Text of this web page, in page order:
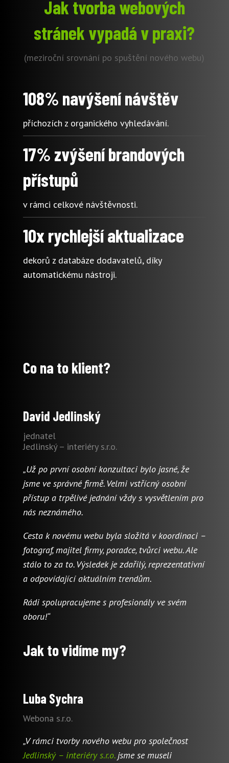
Jak tvorba webových
stránek vypadá v praxi?
(meziroční srovnání po spuštění nového webu)
108% navýšení návštěv
příchozích z organického vyhledávání.
17% zvýšení brandových
přístupů
v rámci celkové návštěvnosti.
10x rychlejší aktualizace
dekorů z databáze dodavatelů, díky
automatickému nástroji.
Co na to klient?
David Jedlinský
jednatel
Jedlinský – interiéry s.r.o.
„Už po první osobní konzultaci bylo jasné, že
jsme ve správné firmě. Velmi vstřícný osobní
přístup a trpělivé jednání vždy s vysvětlením pro
nás neznámého.
Cesta k novému webu byla složitá v koordinaci –
fotograf, majitel firmy, poradce, tvůrci webu. Ale
stálo to za to. Výsledek je zdařilý, reprezentativní
a odpovídající aktuálním trendům.
Rádi spolupracujeme s profesionály ve svém
oboru!“
Jak to vidíme my?
Luba Sychra
Webona s.r.o.
„V rámci tvorby nového webu pro společnost
Jedlinský – interiéry s.r.o.jsme se museli